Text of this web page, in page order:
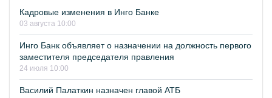
Кадровые изменения в Инго Банке
03 августа 10:00
Инго Банк объявляет о назначении на должность первого
заместителя председателя правления
24 июля 10:00
Василий Палаткин назначен главой АТБ